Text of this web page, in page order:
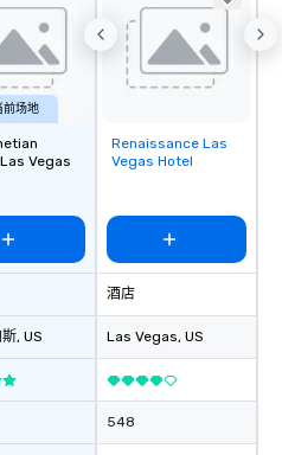
前场地
Vegas
, US
Removed from
favorites
Renaissance Las
Vegas Hotel
酒店
Las Vegas, US
548